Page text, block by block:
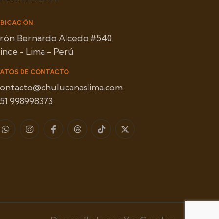
Bernardo Alcedo #540
- Lima - Perú
DE CONTACTO
998998373